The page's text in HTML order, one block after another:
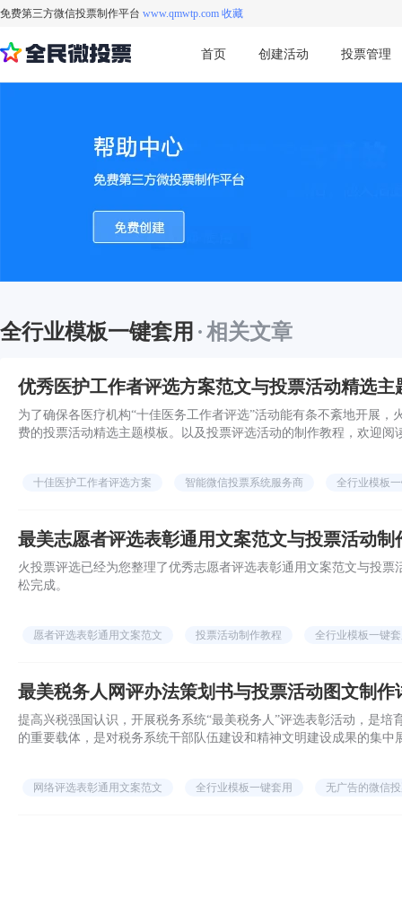
免费第三方微信投票制作平台 www.qmwtp.com 收藏
首页 创建活动 投票管理
全行业模板一键套用 ·相关文章
优秀医护工作者评选方案范文与投票活动精选主
为了确保各医疗机构“十佳医务工作者评选”活动能有条不紊地开展
费的投票活动精选主题模板。以及投票评选活动的制作教程，欢迎阅
十佳医护工作者评选方案 智能微信投票系统服务商 全行业模板
最美志愿者评选表彰通用文案范文与投票活动制
火投票评选已经为您整理了优秀志愿者评选表彰通用文案范文与投
松完成。
愿者评选表彰通用文案范文 投票活动制作教程 全行业模板一键
最美税务人网评办法策划书与投票活动图文制作
提高兴税强国认识，开展税务系统“最美税务人”评选表彰活动，是
的重要载体，是对税务系统干部队伍建设和精神文明建设成果的集中
网络评选表彰通用文案范文 全行业模板一键套用 无广告的微信